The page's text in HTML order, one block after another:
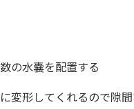
の水嚢を配置する
変形してくれるので隙